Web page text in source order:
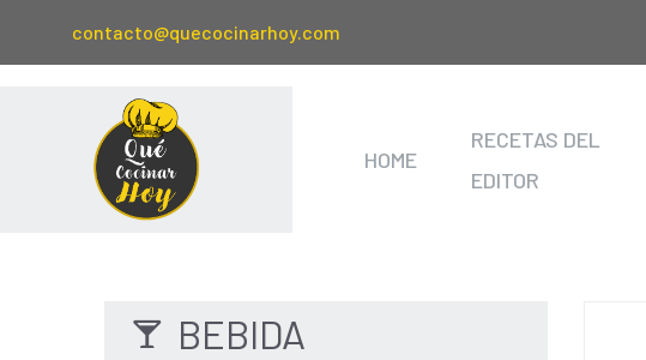
contacto@quecocinarhoy.com
HOME
RECETAS DEL
EDITOR
BEBIDA